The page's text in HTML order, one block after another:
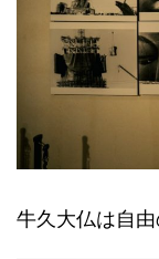
牛久大仏は自